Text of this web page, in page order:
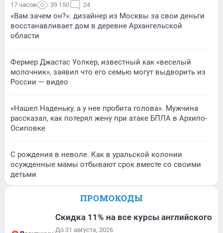
17 часов 39 150 24
«Вам зачем он?»: дизайнер из Москвы за свои деньги
восстанавливает дом в деревне Архангельской
области
Фермер Джастас Уолкер, известный как «веселый
молочник», заявил что его семью могут выдворить из
России — видео
«Нашел Наденьку, а у нее пробита голова». Мужчина
рассказал, как потерял жену при атаке БПЛА в Архипо-
Осиповке
С рождения в неволе. Как в уральской колонии
осужденные мамы отбывают срок вместе со своими
детьми
ПРОМОКОДЫ
Скидка 11% на все курсы английского
До 31 августа, 2026